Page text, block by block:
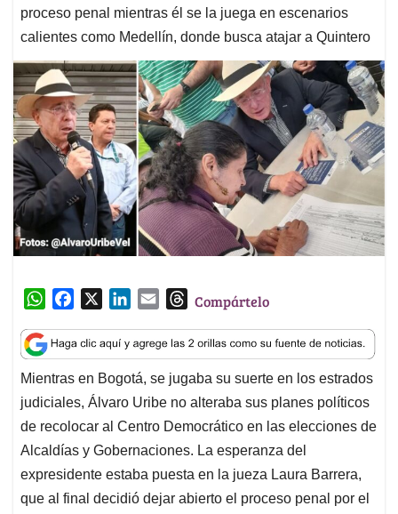
proceso penal mientras él se la juega en escenarios
calientes como Medellín, donde busca atajar a Quintero
W
a
t
s
A
p
p
c
e
b
o
o
k
n
k
e
d
I
n
a
i
l
T
r
e
a
d
s
Compártelo
Mientras en Bogotá, se jugaba su suerte en los estrados
judiciales, Álvaro Uribe no alteraba sus planes políticos
de recolocar al Centro Democrático en las elecciones de
Alcaldías y Gobernaciones. La esperanza del
expresidente estaba puesta en la jueza Laura Barrera,
que al final decidió dejar abierto el proceso penal por el